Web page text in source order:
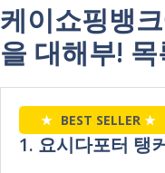
케이쇼핑뱅
을 대해부! 목
★ BEST SELLER ★
1. 요시다포터 탱